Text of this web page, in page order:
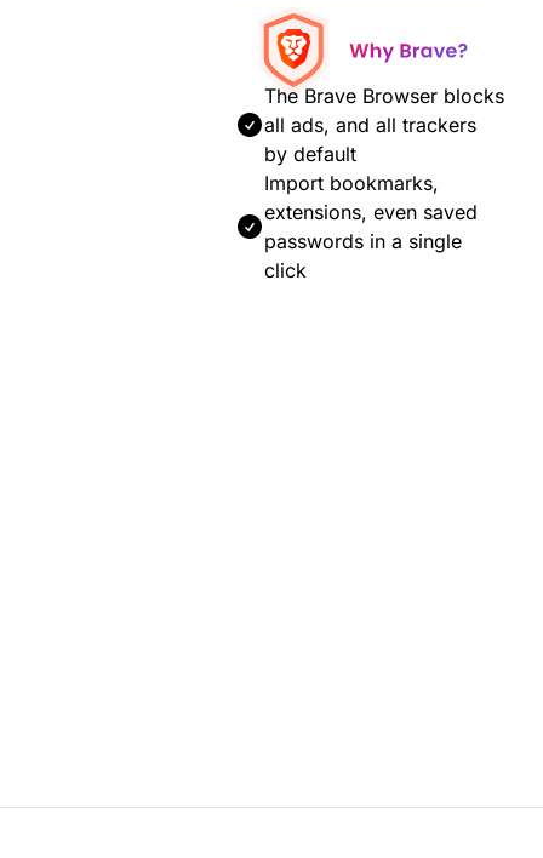
The Brave Browser blocks
all ads, and all trackers
by default
Import bookmarks,
extensions, even saved
passwords in a single
click